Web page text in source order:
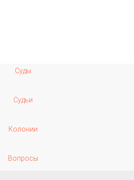
Суды
Судьи
Колонии
Вопросы